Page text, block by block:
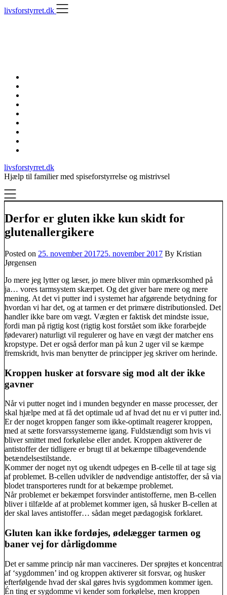
Skip
to
livsforstyrret.dk
livsforstyrret.dk
Hjælp til familier med spiseforstyrrelse og mistrivsel
Derfor er gluten ikke kun skidt for
glutenallergikere
Posted on 25. november 201725. november 2017 By Kristian
Jørgensen
Jo mere jeg lytter og læser, jo mere bliver min opmærksomhed på
ja… vores tarmsystem skærpet. Og det giver bare mere og mere
mening. At det vi putter ind i systemet har afgørende betydning for
hvordan vi har det, og at tarmen er det primære distributionsled. Det
handler ikke bare om vægt. Vægten er faktisk det mindste issue,
fordi man på rigtig kost (rigtig kost forstået som ikke forarbejde
fødevarer) naturligt vil regulerer og have en vægt der matcher ens
kropstype. Det er også derfor man på kun 2 uger vil se kæmpe
fremskridt, hvis man benytter de principper jeg skriver om herinde.
Kroppen husker at forsvare sig mod alt der ikke
gavner
Når vi putter noget ind i munden begynder en masse processer, der
skal hjælpe med at få det optimale ud af hvad det nu er vi putter ind.
Er der noget kroppen fanger som ikke-optimalt reagerer kroppen,
med at sætte forsvarssystemerne igang. Fuldstændigt som hvis vi
bliver smittet med forkølelse eller andet. Kroppen aktiverer de
antistoffer der tidligere er brugt til at bekæmpe tilbagevendende
betændelsestilstande.
Kommer der noget nyt og ukendt udpeges en B-celle til at tage sig
af problemet. B-cellen udvikler de nødvendige antistoffer, der så via
blodet transporteres rundt for at bekæmpe problemet.
Når problemet er bekæmpet forsvinder antistofferne, men B-cellen
bliver i tilfælde af at problemet kommer igen, så husker B-cellen at
der skal laves antistoffer… sådan meget pædagogisk forklaret.
Gluten kan ikke fordøjes, ødelægger tarmen og
baner vej for dårligdomme
Det er samme princip når man vaccineres. Der sprøjtes et koncentrat
af ‘sygdommen’ ind og kroppen aktiverer sit forsvar, og husker
efterfølgende hvad der skal gøres hvis sygdommen kommer igen.
Én ting er sygdomme vi kender som forkølelse, men kroppen